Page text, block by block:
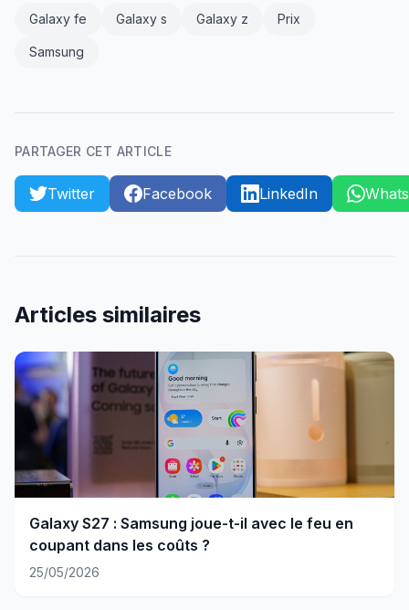
Galaxy fe Galaxy s Galaxy z Prix
Samsung
PARTAGER CET ARTICLE
Twitter Facebook LinkedIn
Articles similaires
Galaxy S27 : Samsung joue-t-il avec le feu en
coupant dans les coûts ?
25/05/2026